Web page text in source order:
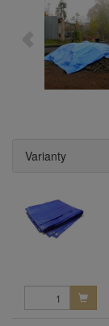
Varianty